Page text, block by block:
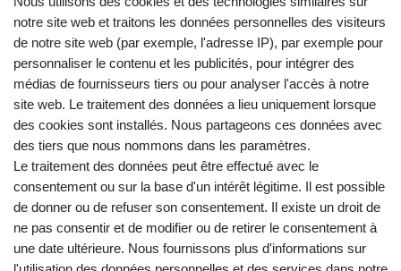
Droit de rétractation Mentions légales
notre site web et traitons les données personnelles des visiteurs
de notre site web (par exemple, l'adresse IP), par exemple pour
personnaliser le contenu et les publicités, pour intégrer des
médias de fournisseurs tiers ou pour analyser l'accès à notre
site web. Le traitement des données a lieu uniquement lorsque
des cookies sont installés. Nous partageons ces données avec
des tiers que nous nommons dans les paramètres.
Le traitement des données peut être effectué avec le
consentement ou sur la base d'un intérêt légitime. Il est possible
de donner ou de refuser son consentement. Il existe un droit de
ne pas consentir et de modifier ou de retirer le consentement à
une date ultérieure. Nous fournissons plus d'informations sur